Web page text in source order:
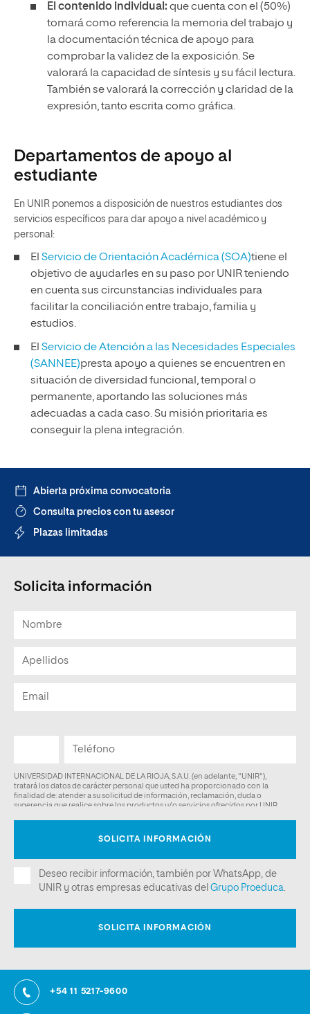
El contenido individual: que cuenta con el (50%)
tomará como referencia la memoria del trabajo y
la documentación técnica de apoyo para
comprobar la validez de la exposición. Se
valorará la capacidad de síntesis y su fácil lectura.
También se valorará la corrección y claridad de la
expresión, tanto escrita como gráfica.
Departamentos de apoyo al
estudiante
En UNIR ponemos a disposición de nuestros estudiantes dos
servicios específicos para dar apoyo a nivel académico y
personal:
El Servicio de Orientación Académica (SOA)tiene el
objetivo de ayudarles en su paso por UNIR teniendo
en cuenta sus circunstancias individuales para
facilitar la conciliación entre trabajo, familia y
estudios.
El Servicio de Atención a las Necesidades Especiales
(SANNEE)presta apoyo a quienes se encuentren en
situación de diversidad funcional, temporal o
permanente, aportando las soluciones más
adecuadas a cada caso. Su misión prioritaria es
conseguir la plena integración.
Abierta próxima convocatoria
Consulta precios con tu asesor
Plazas limitadas
Solicita información
+54 11 5217-9600